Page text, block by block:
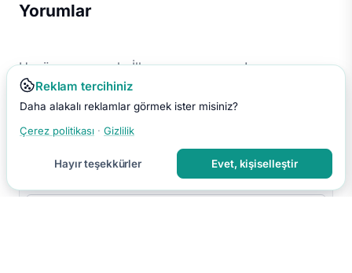
Yorumlar
Henüz yorum yok. İlk yorumu sen yap!
Reklam tercihiniz
Daha alakalı reklamlar görmek ister misiniz?
Çerez politikası · Gizlilik
Hayır teşekkürler Evet, kişiselleştir